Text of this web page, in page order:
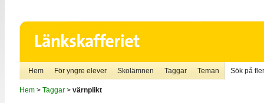
Hem För yngre elever Skolämnen Taggar Teman Sök på
Hem> Taggar> värnplikt